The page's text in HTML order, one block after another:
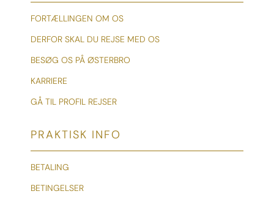
FORTÆLLINGEN OM OS
DERFOR SKAL DU REJSE MED OS
BESØG OS PÅ ØSTERBRO
KARRIERE
GÅ TIL PROFIL REJSER
PRAKTISK INFO
BETALING
BETINGELSER